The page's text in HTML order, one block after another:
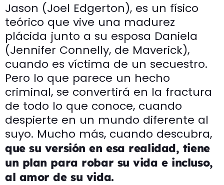
Jason (Joel Edgerton), es un físico
teórico que vive una madurez
plácida junto a su esposa Daniela
(Jennifer Connelly, de Maverick),
cuando es víctima de un secuestro.
Pero lo que parece un hecho
criminal, se convertirá en la fractura
de todo lo que conoce, cuando
despierte en un mundo diferente al
suyo. Mucho más, cuando descubra,
que su versión en esa realidad, tiene
un plan para robar su vida e incluso,
al amor de su vida.